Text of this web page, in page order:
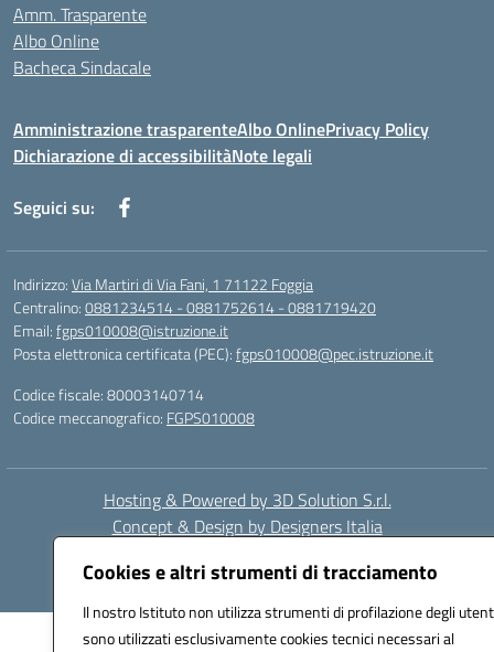
Cookies e altri strumenti di tracciamento
Il nostro Istituto non utilizza strumenti di profilazione degli
sono utilizzati esclusivamente cookies tecnici necessari al
Amm. Trasparente
Albo Online
Bacheca Sindacale
Amministrazione trasparenteAlbo OnlinePrivacy Policy
Dichiarazione di accessibilitàNote legali
Seguici su:
Indirizzo:Via Martiri di Via Fani, 1 71122 Foggia
Centralino:0881234514 - 0881752614 - 0881719420
Email:fgps010008@istruzione.it
Posta elettronica certificata (PEC):fgps010008@pec.istruzione.it
Codice fiscale: 80003140714
Codice meccanografico: FGPS010008
Hosting & Powered by 3D Solution S.r.l.
Concept & Design by Designers Italia